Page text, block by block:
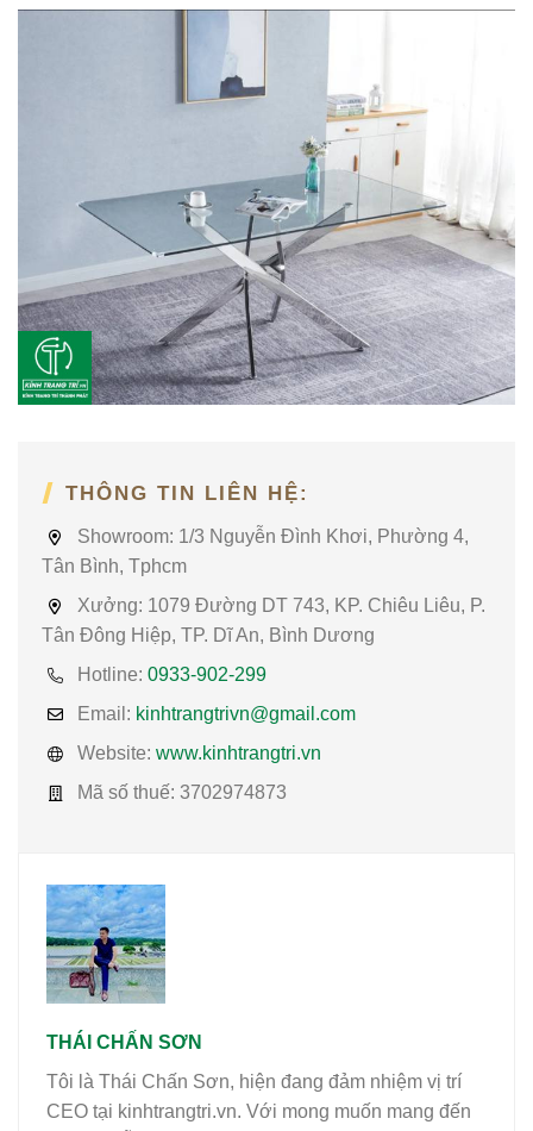
THÔNG TIN LIÊN HỆ:
Showroom: 1/3 Nguyễn Đình Khơi, Phường 4,
Tân Bình, Tphcm
Xưởng: 1079 Đường DT 743, KP. Chiêu Liêu, P.
Tân Đông Hiệp, TP. Dĩ An, Bình Dương
Hotline: 0933-902-299
Email: kinhtrangtrivn@gmail.com
Website: www.kinhtrangtri.vn
Mã số thuế: 3702974873
THÁI CHẤN SƠN
Tôi là Thái Chấn Sơn, hiện đang đảm nhiệm vị trí
CEO tại kinhtrangtri.vn. Với mong muốn mang đến